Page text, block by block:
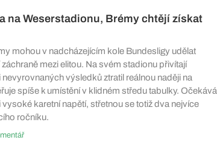
na Weserstadionu, Brémy chtějí získat
mohou v nadcházejícím kole Bundesligy udělat
mezi elitou. Na svém stadionu přivítají
výsledků ztratil reálnou naději na
spíše k umístění v klidném středu tabulky. Očekává
vysoké karetní napětí, střetnou se totiž dva nejvíce
ročníku.